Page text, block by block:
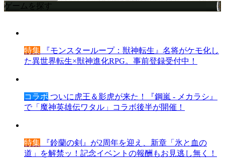
ゲームを探す
特集 『モンスターループ：獣神転生』名将がケモ化し
た異世界転生×獣神進化RPG。事前登録受付中！
コラボ ついに虎王＆影虎が来た！『鋼嵐 - メカラシ』
で「魔神英雄伝ワタル」コラボ後半が開催！
特集 『鈴蘭の剣』が2周年を迎え、新章「氷と血の
道」を解禁ッ！記念イベントの報酬もお見逃し無く！